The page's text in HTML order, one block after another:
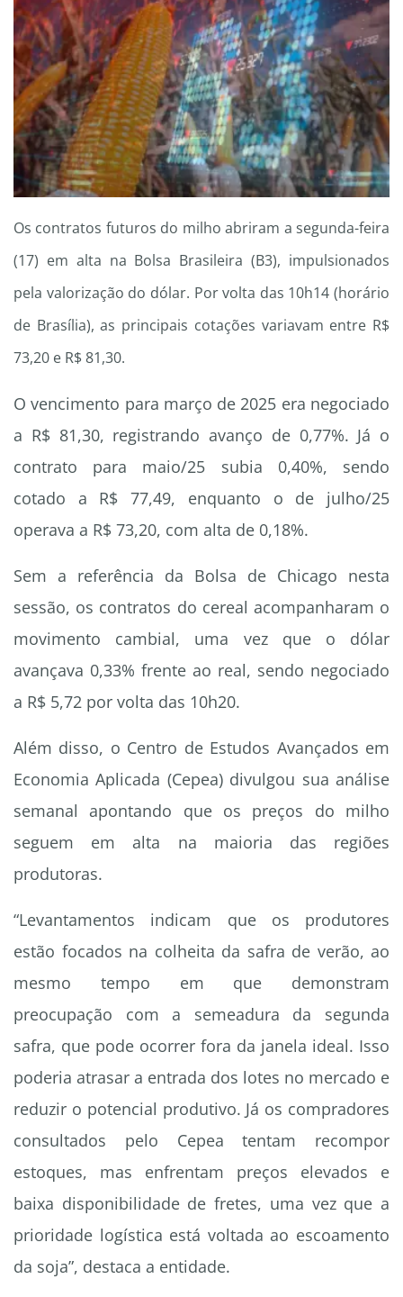
Os contratos futuros do milho abriram a segunda-feira
(17) em alta na Bolsa Brasileira (B3), impulsionados
pela valorização do dólar. Por volta das 10h14 (horário
de Brasília), as principais cotações variavam entre R$
73,20 e R$ 81,30.
O vencimento para março de 2025 era negociado
a R$ 81,30, registrando avanço de 0,77%. Já o
contrato para maio/25 subia 0,40%, sendo
cotado a R$ 77,49, enquanto o de julho/25
operava a R$ 73,20, com alta de 0,18%.
Sem a referência da Bolsa de Chicago nesta
sessão, os contratos do cereal acompanharam o
movimento cambial, uma vez que o dólar
avançava 0,33% frente ao real, sendo negociado
a R$ 5,72 por volta das 10h20.
Além disso, o Centro de Estudos Avançados em
Economia Aplicada (Cepea) divulgou sua análise
semanal apontando que os preços do milho
seguem em alta na maioria das regiões
produtoras.
“Levantamentos indicam que os produtores
estão focados na colheita da safra de verão, ao
mesmo tempo em que demonstram
preocupação com a semeadura da segunda
safra, que pode ocorrer fora da janela ideal. Isso
poderia atrasar a entrada dos lotes no mercado e
reduzir o potencial produtivo. Já os compradores
consultados pelo Cepea tentam recompor
estoques, mas enfrentam preços elevados e
baixa disponibilidade de fretes, uma vez que a
prioridade logística está voltada ao escoamento
da soja”, destaca a entidade.